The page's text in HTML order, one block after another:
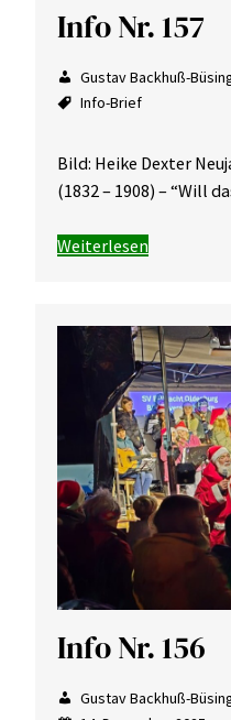
Info Nr. 157
Gustav Backhuß-
Info-Brief
Bild: Heike Dexter
(1832 – 1908) – “Will
Weiterlesen
Info Nr. 156
Gustav Backhuß-